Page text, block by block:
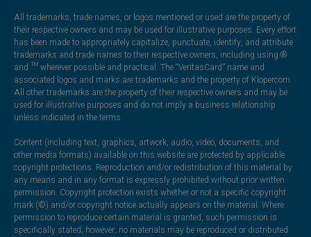
All trademarks, trade names, or logos mentioned or used are the property of
their respective owners and may be used for illustrative purposes. Every effort
has been made to appropriately capitalize, punctuate, identify, and attribute
trademarks and trade names to their respective owners, including using ®
and ™ wherever possible and practical. The “VeritasCard” name and
associated logos and marks are trademarks and the property of Klopercom.
All other trademarks are the property of their respective owners and may be
used for illustrative purposes and do not imply a business relationship
unless indicated in the terms.
Content (including text, graphics, artwork, audio, video, documents, and
other media formats) available on this website are protected by applicable
copyright protections. Reproduction and/or redistribution of this material by
any means and in any format is expressly prohibited without prior written
permission. Copyright protection exists whether or not a specific copyright
mark (©) and/or copyright notice actually appears on the material. Where
permission to reproduce certain material is granted, such permission is
specifically stated; however, no materials may be reproduced or distributed